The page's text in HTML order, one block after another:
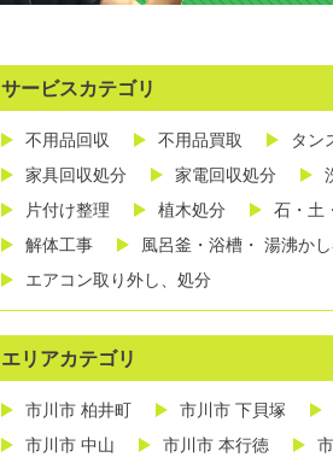
サービスカテゴリ
不用品回収 不用品買取 タン
家具回収処分
家電回収処分
片付け整理
植木処分 石・土
解体工事
風呂釜・浴槽・ 湯沸か
エアコン取り外し、処分
エリアカテゴリ
市川市 柏井町 市川市 下貝塚
市川市 中山
市川市 本行徳